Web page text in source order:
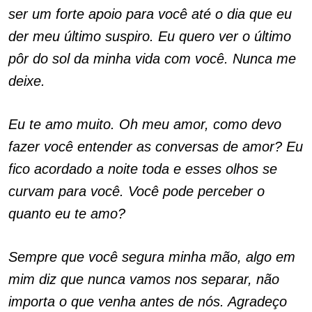
ser um forte apoio para você até o dia que eu
der meu último suspiro. Eu quero ver o último
pôr do sol da minha vida com você. Nunca me
deixe.
Eu te amo muito. Oh meu amor, como devo
fazer você entender as conversas de amor? Eu
fico acordado a noite toda e esses olhos se
curvam para você. Você pode perceber o
quanto eu te amo?
Sempre que você segura minha mão, algo em
mim diz que nunca vamos nos separar, não
importa o que venha antes de nós. Agradeço